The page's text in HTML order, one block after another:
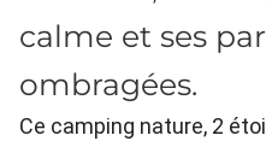
calme et ses
ombragées.
Ce camping nature, 2